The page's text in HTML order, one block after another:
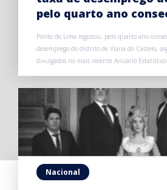
pelo quarto ano
Ponte de Lima registou, pelo quarto ano
desemprego do distrito de Viana do Castelo,
divulgados no mais recente Anuário Estatístico.
Nacional